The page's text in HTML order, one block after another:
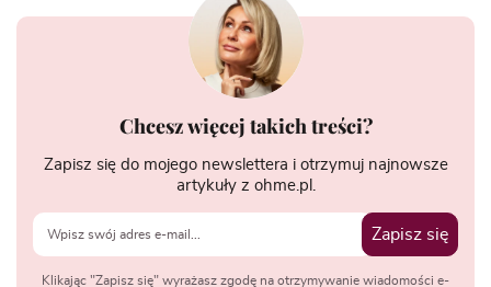
Chcesz więcej takich treści?
Zapisz się do mojego newslettera i otrzymuj najnowsze
artykuły z ohme.pl.
Zapisz się
Klikając "Zapisz się" wyrażasz zgodę na otrzymywanie wiadomości e-